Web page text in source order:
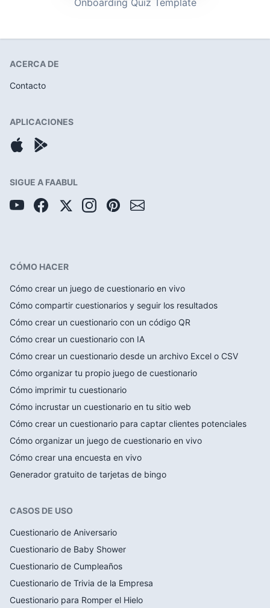
Onboarding Quiz Template
ACERCA DE
Contacto
APLICACIONES
SIGUE A FAABUL
CÓMO HACER
Cómo crear un juego de cuestionario en vivo
Cómo compartir cuestionarios y seguir los resultados
Cómo crear un cuestionario con un código QR
Cómo crear un cuestionario con IA
Cómo crear un cuestionario desde un archivo Excel o CSV
Cómo organizar tu propio juego de cuestionario
Cómo imprimir tu cuestionario
Cómo incrustar un cuestionario en tu sitio web
Cómo crear un cuestionario para captar clientes potenciales
Cómo organizar un juego de cuestionario en vivo
Cómo crear una encuesta en vivo
Generador gratuito de tarjetas de bingo
CASOS DE USO
Cuestionario de Aniversario
Cuestionario de Baby Shower
Cuestionario de Cumpleaños
Cuestionario de Trivia de la Empresa
Cuestionario para Romper el Hielo